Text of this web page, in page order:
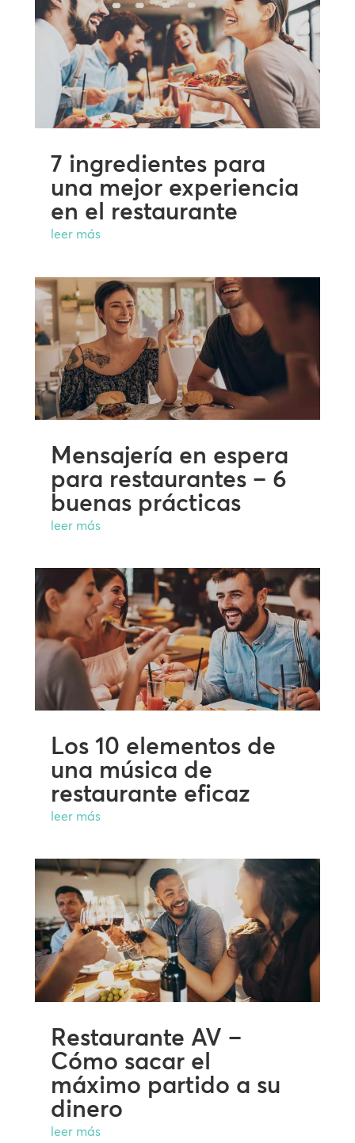
7 ingredientes para
una mejor experiencia
en el restaurante
leer más
Mensajería en espera
para restaurantes – 6
buenas prácticas
leer más
Los 10 elementos de
una música de
restaurante eficaz
leer más
Restaurante AV –
Cómo sacar el
máximo partido a su
dinero
leer más